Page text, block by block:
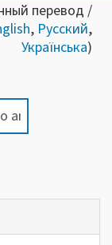
перевод /
, Русский,
Українська)